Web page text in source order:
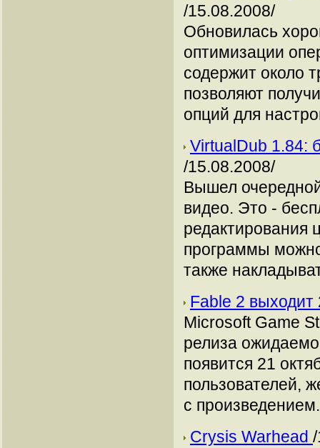
/15.08.2008/
Обновилась
оптимизации
содержит около
позволяют
опций для
VirtualDub 1.84:
/15.08.2008/
Вышел
видео. Это -
редактирования
программы
также
Fable 2 выходит
Microsoft Game
релиза
появится 21
пользователей,
с
Crysis Warhead